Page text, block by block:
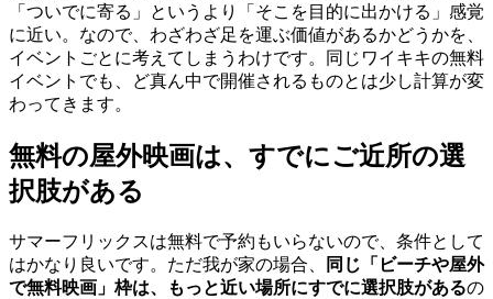
「ついでに寄る」というより「そこを目的に出かける」感覚
に近い。なので、わざわざ足を運ぶ価値があるかどうかを、
イベントごとに考えてしまうわけです。同じワイキキの無料
イベントでも、ど真ん中で開催されるものとは少し計算が変
わってきます。
無料の屋外映画は、すでにご近所の選
択肢がある
サマーフリックスは無料で予約もいらないので、条件として
はかなり良いです。ただ我が家の場合、
同じ「ビーチや屋外
で無料映画」枠は、もっと近い場所にすでに選択肢があるの